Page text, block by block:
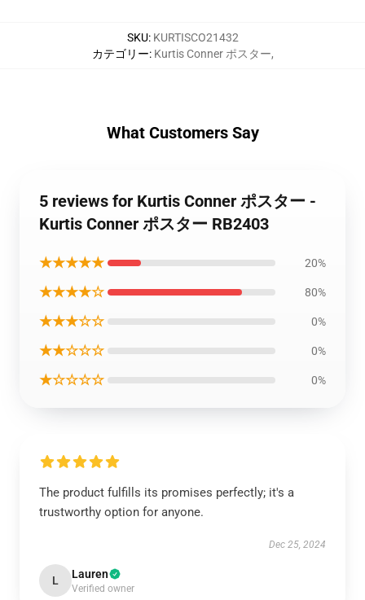
SKU: KURTISCO21432
カテゴリー: Kurtis Conner ポスター,
What Customers Say
5 reviews for Kurtis Conner ポスター -
Kurtis Conner ポスター RB2403
★★★★★ 20%
★★★★☆ 80%
★★★☆☆ 0%
★★☆☆☆ 0%
★☆☆☆☆ 0%
The product fulfills its promises perfectly; it's a
trustworthy option for anyone.
Dec 25, 2024
L Lauren
Verified owner